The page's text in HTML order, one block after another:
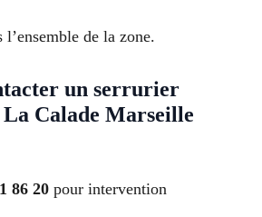
de la zone.
un serrurier
Calade Marseille
86 20 pour intervention